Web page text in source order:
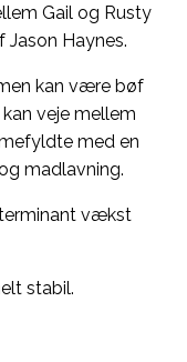
Gail og Rusty
Jason Haynes.
kan være bøf
veje mellem
med en
madlavning.
vækst
stabil.